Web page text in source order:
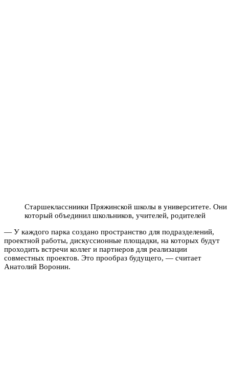
Старшеклассниики Пряжинской школы в университете. Они
который объединил школьников, учителей, родителей
— У каждого парка создано пространство для подразделений,
проектной работы, дискуссионные площадки, на которых будут
проходить встречи коллег и партнеров для реализации
совместных проектов. Это прообраз будущего, — считает
Анатолий Воронин.